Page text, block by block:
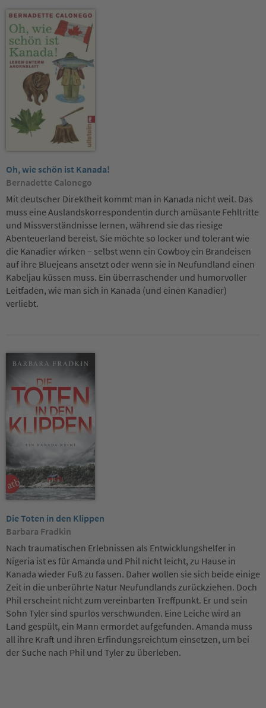
Oh, wie schön ist Kanada!
Bernadette Calonego
Mit deutscher Direktheit kommt man in Kanada nicht weit. Das
muss eine Auslandskorrespondentin durch amüsante Fehltritte
und Missverständnisse lernen, während sie das riesige
Abenteuerland bereist. Sie möchte so locker und tolerant wie
die Kanadier wirken – selbst wenn ein Cowboy ein Brandeisen
auf ihre Bluejeans ansetzt oder wenn sie in Neufundland einen
Kabeljau küssen muss. Ein überraschender und humorvoller
Leitfaden, wie man sich in Kanada (und einen Kanadier)
verliebt.
Die Toten in den Klippen
Barbara Fradkin
Nach traumatischen Erlebnissen als Entwicklungshelfer in
Nigeria ist es für Amanda und Phil nicht leicht, zu Hause in
Kanada wieder Fuß zu fassen. Daher wollen sie sich beide einige
Zeit in die unberührte Natur Neufundlands zurückziehen. Doch
Phil erscheint nicht zum vereinbarten Treffpunkt. Er und sein
Sohn Tyler sind spurlos verschwunden. Eine Leiche wird an
Land gespült, ein Mann ermordet aufgefunden. Amanda muss
all ihre Kraft und ihren Erfindungsreichtum einsetzen, um bei
der Suche nach Phil und Tyler zu überleben.